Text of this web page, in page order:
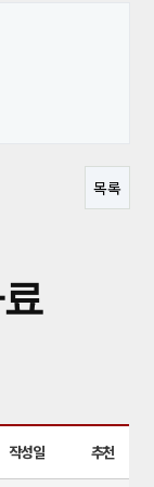
목록
작성일 추천